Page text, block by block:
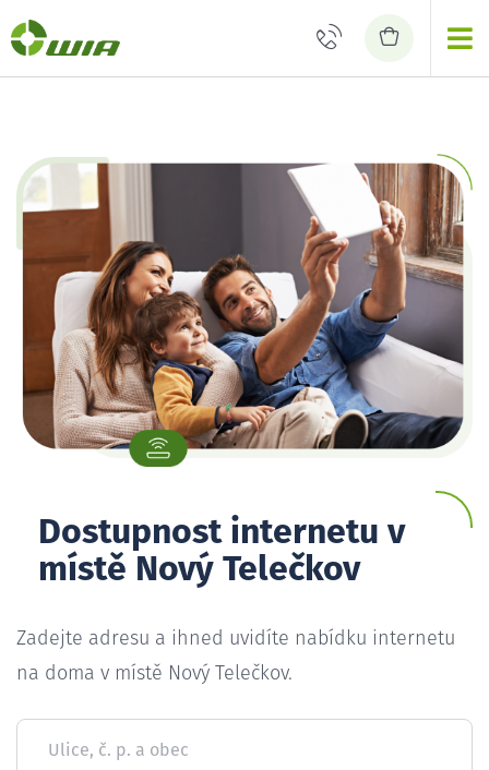
Dostupnost internetu v
místě Nový Telečkov
Zadejte adresu a ihned uvidíte nabídku internetu
na doma v místě Nový Telečkov.
Ulice, č. p. a obec